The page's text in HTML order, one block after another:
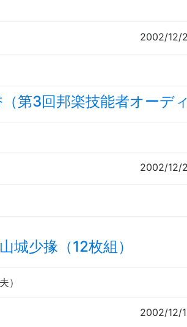
2002/12/
第3回邦楽技能者オーデ
2002/12/
城少掾（12枚組）
）
2002/12/